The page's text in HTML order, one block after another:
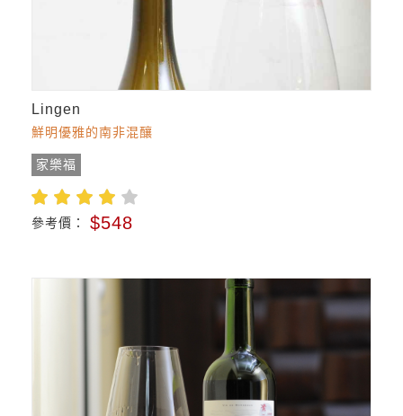
Lingen
鮮明優雅的南非混釀
家樂福
參考價： $548